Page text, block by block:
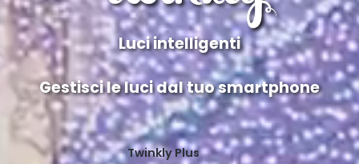
Luci intelligenti
Gestisci le luci dal tuo smartphone
Twinkly Plus